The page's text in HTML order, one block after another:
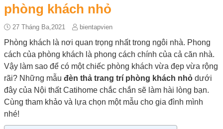
phòng khách nhỏ
27 Tháng Ba,2021 bientapvien
Phòng khách là nơi quan trọng nhất trong ngôi nhà. Phong
cách của phòng khách là phong cách chính của cả căn nhà.
Vậy làm sao để có một chiếc phòng khách vừa đẹp vừa rộng
rãi? Những mẫu đèn thả trang trí phòng khách nhỏ dưới
đây của Nội thất Catihome chắc chắn sẽ làm hài lòng bạn.
Cùng tham khảo và lựa chọn một mẫu cho gia đình mình
nhé!